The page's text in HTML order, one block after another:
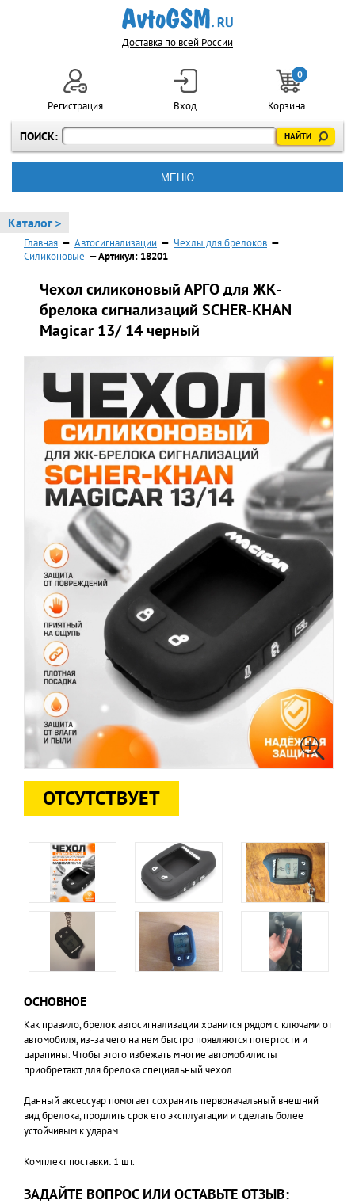
Доставка по всей России
ПОИСК:
Регистрация Вход
0
Корзина
МЕНЮ
Каталог >
Главная — Автосигнализации — Чехлы для брелоков —
Силиконовые — Артикул: 18201
Чехол силиконовый АРГО для ЖК-
брелока сигнализаций SCHER-KHAN
Magicar 13/ 14 черный
ОТСУТСТВУЕТ
ОСНОВНОЕ
Как правило, брелок автосигнализации хранится рядом с ключами от
автомобиля, из-за чего на нем быстро появляются потертости и
царапины. Чтобы этого избежать многие автомобилисты
приобретают для брелока специальный чехол.
Данный аксессуар помогает сохранить первоначальный внешний
вид брелока, продлить срок его эксплуатации и сделать более
устойчивым к ударам.
Комплект поставки: 1 шт.
ЗАДАЙТЕ ВОПРОС ИЛИ ОСТАВЬТЕ ОТЗЫВ: